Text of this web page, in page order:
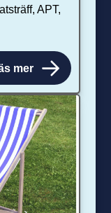
APT,
mer